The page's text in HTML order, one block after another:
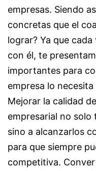
empresas. Siendo
concretas que el
lograr? Ya que
con él, te
importantes para
empresa lo
Mejorar la calidad
empresarial no solo
sino a alcanzarlos
para que siempre
competitiva.